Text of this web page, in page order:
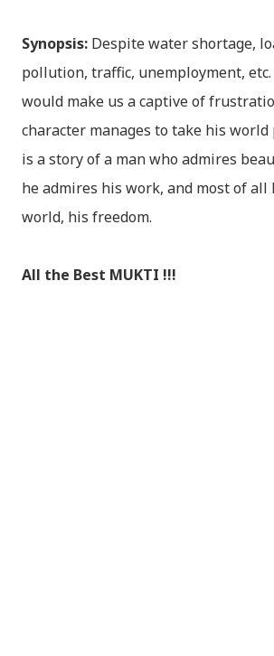
Synopsis: Despite water shortage,
pollution, traffic, unemployment,
would make us a captive of
character manages to take his
is a story of a man who admires
he admires his work, and most of all
world, his freedom.
All the Best MUKTI !!!